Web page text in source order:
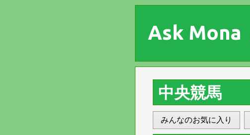
Ask Mona
中央競馬
みんなのお気に入り